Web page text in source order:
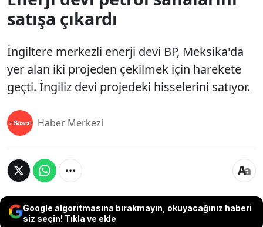
satışa çıkardı
İngiltere merkezli enerji devi BP, Meksika'da
yer alan iki projeden çekilmek için harekete
geçti. İngiliz devi projedeki hisselerini satıyor.
Haber Merkezi
Google algoritmasına bırakmayın, okuyacağınız haberi
siz seçin! Tıkla ve ekle